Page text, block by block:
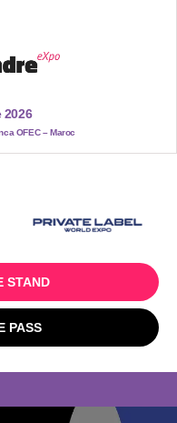
2026
OFEC – Maroc
STAND
PASS